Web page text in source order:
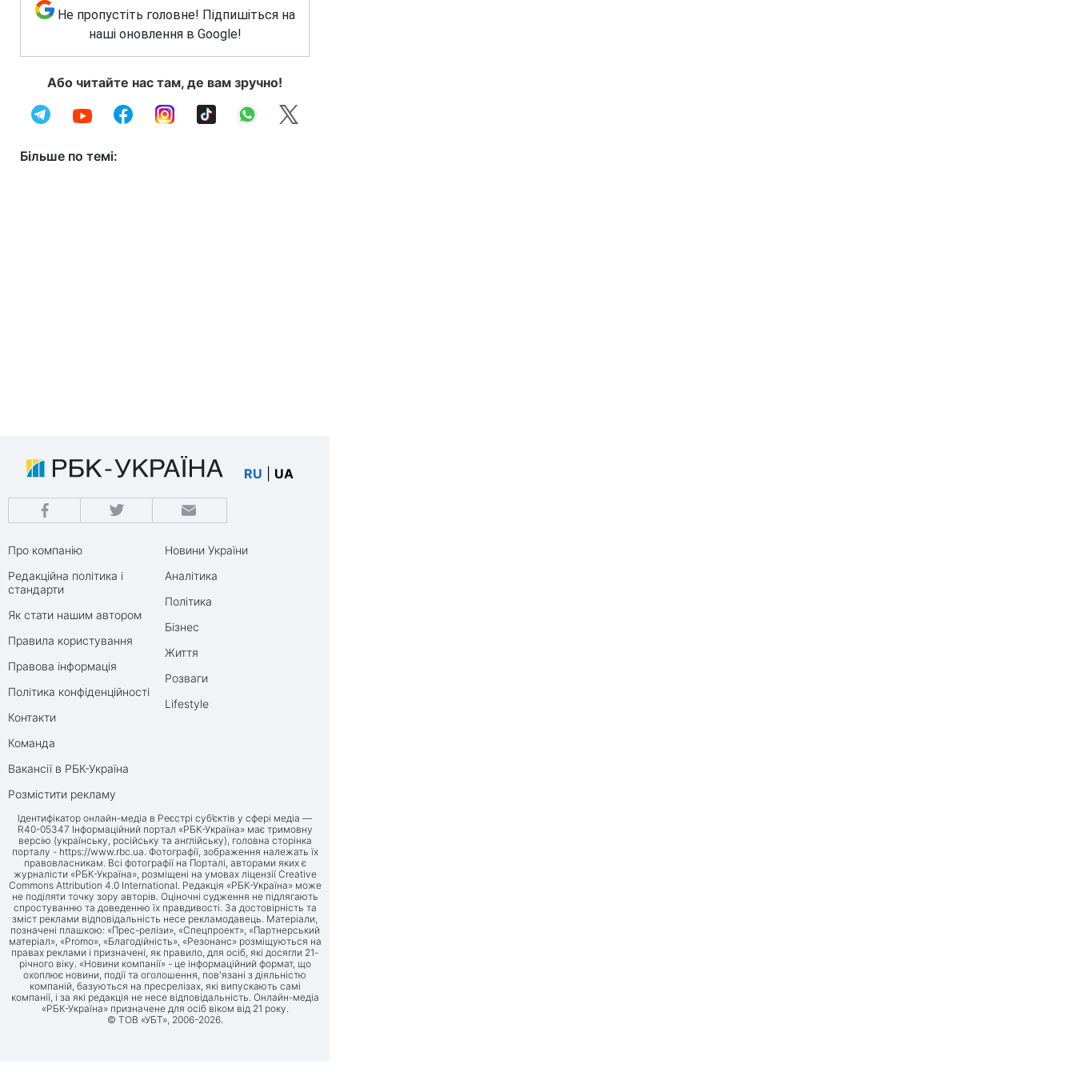
Не пропустіть головне! Підпишіться на
наші оновлення в Google!
Або читайте нас там, де вам зручно!
Більше по темі:
RU UA
Про компанію
Редакційна політика і
стандарти
Як стати нашим автором
Правила користування
Правова інформація
Політика конфіденційності
Контакти
Команда
Вакансії в РБК-Україна
Розмістити рекламу
Новини України
Аналітика
Політика
Бізнес
Життя
Розваги
Lifestyle
Ідентифікатор онлайн-медіа в Реєстрі суб’єктів у сфері медіа —
R40-05347 Інформаційний портал «РБК-Україна» має тримовну
версію (українську, російську та англійську), головна сторінка
порталу - https://www.rbc.ua. Фотографії, зображення належать їх
правовласникам. Всі фотографії на Порталі, авторами яких є
журналісти «РБК-Україна», розміщені на умовах ліцензії Creative
Commons Attribution 4.0 International. Редакція «РБК-Україна» може
не поділяти точку зору авторів. Оціночні судження не підлягають
спростуванню та доведенню їх правдивості. За достовірність та
зміст реклами відповідальність несе рекламодавець. Матеріали,
позначені плашкою: «Прес-релізи», «Спецпроект», «Партнерський
матеріал», «Promo», «Благодійність», «Резонанс» розміщуються на
правах реклами і призначені, як правило, для осіб, які досягли 21-
річного віку. «Новини компанії» - це інформаційний формат, що
охоплює новини, події та оголошення, пов'язані з діяльністю
компаній, базуються на пресрелізах, які випускають самі
компанії, і за які редакція не несе відповідальність. Онлайн-медіа
«РБК-Україна» призначене для осіб віком від 21 року.
© ТОВ «УБТ», 2006-2026.